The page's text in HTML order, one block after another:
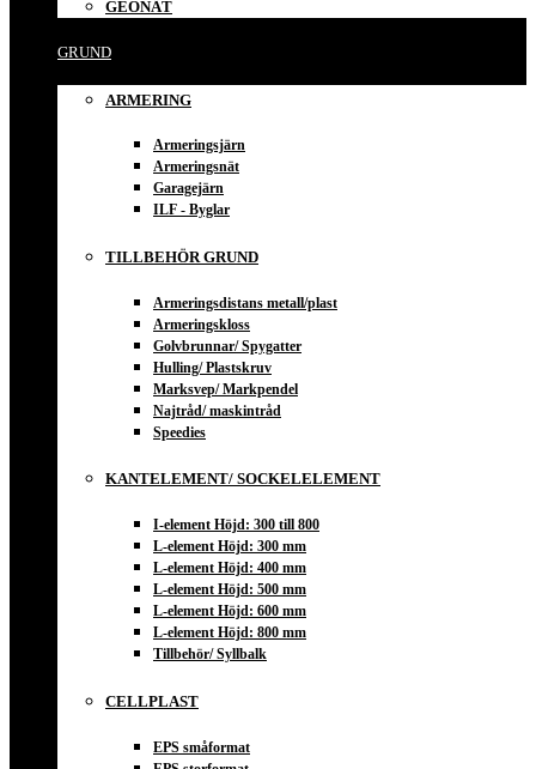
GEONÄT
GRUND
ARMERING
Armeringsjärn
Armeringsnät
Garagejärn
ILF - Byglar
TILLBEHÖR GRUND
Armeringsdistans metall/plast
Armeringskloss
Golvbrunnar/ Spygatter
Hulling/ Plastskruv
Marksvep/ Markpendel
Najtråd/ maskintråd
Speedies
KANTELEMENT/ SOCKELELEMENT
I-element Höjd: 300 till 800
L-element Höjd: 300 mm
L-element Höjd: 400 mm
L-element Höjd: 500 mm
L-element Höjd: 600 mm
L-element Höjd: 800 mm
Tillbehör/ Syllbalk
CELLPLAST
EPS småformat